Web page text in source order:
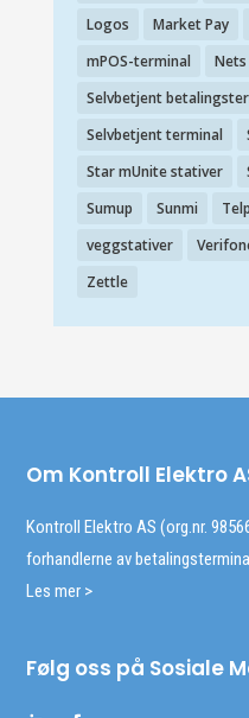
Logos
Market Pay
mPOS-terminal
Nets
Selvbetjent
Selvbetjent terminal
Star mUnite stativer
Sumup
Sunmi
veggstativer
Zettle
Om Kontroll Elektro
Kontroll Elektro AS (org.nr.
forhandlerne av
Les mer >
Følg oss på Sosiale